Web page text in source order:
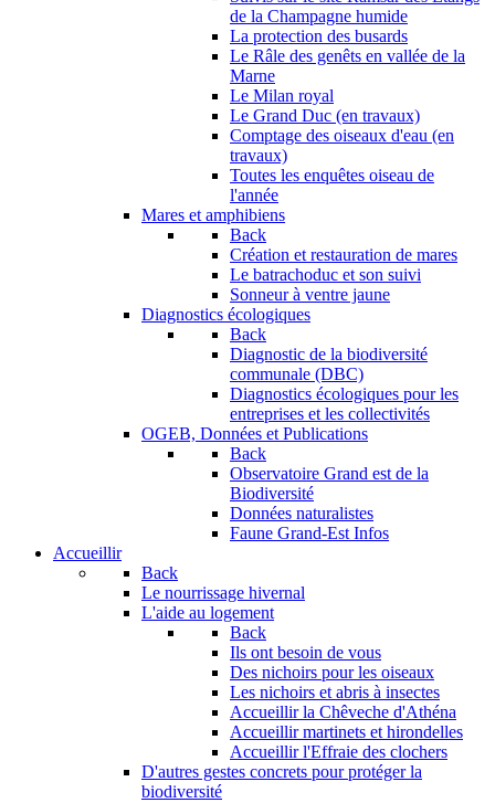
de la Champagne humide
La protection des busards
Le Râle des genêts en vallée de la
Marne
Le Milan royal
Le Grand Duc (en travaux)
Comptage des oiseaux d'eau (en
travaux)
Toutes les enquêtes oiseau de
l'année
Mares et amphibiens
Back
Création et restauration de mares
Le batrachoduc et son suivi
Sonneur à ventre jaune
Diagnostics écologiques
Back
Diagnostic de la biodiversité
communale (DBC)
Diagnostics écologiques pour les
entreprises et les collectivités
OGEB, Données et Publications
Back
Observatoire Grand est de la
Biodiversité
Données naturalistes
Faune Grand-Est Infos
Accueillir
Back
Le nourrissage hivernal
L'aide au logement
Back
Ils ont besoin de vous
Des nichoirs pour les oiseaux
Les nichoirs et abris à insectes
Accueillir la Chêveche d'Athéna
Accueillir martinets et hirondelles
Accueillir l'Effraie des clochers
D'autres gestes concrets pour protéger la
biodiversité